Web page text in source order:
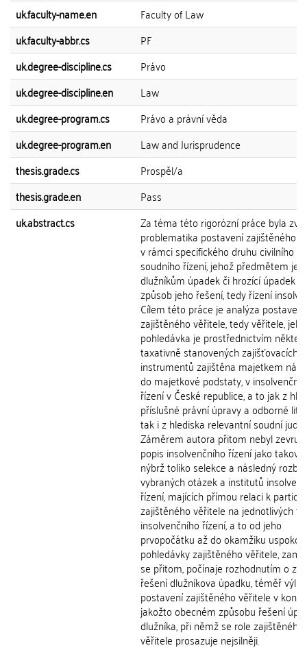
uk.faculty-name.en
Faculty of Law
uk.faculty-abbr.cs
PF
uk.degree-discipline.cs
Právo
uk.degree-discipline.en
Law
uk.degree-program.cs
Právo a právní věda
uk.degree-program.en
Law and Jurisprudence
thesis.grade.cs
Prospěl/a
thesis.grade.en
Pass
uk.abstract.cs
Za téma této rigorózní práce byla
problematika postavení zajištěného
v rámci specifického druhu civilního
soudního řízení, jehož předmětem je
dlužníkům úpadek či hrozící úpadek a
způsob jeho řešení, tedy řízení
Cílem této práce je analýza postavení
zajištěného věřitele, tedy věřitele,
pohledávka je prostřednictvím
taxativně stanovených zajišťovacích
instrumentů zajištěna majetkem
do majetkové podstaty, v
řízení v České republice, a to jak z
příslušné právní úpravy a odborné
tak i z hlediska relevantní soudní
Záměrem autora přitom nebyl
popis insolvenčního řízení jako
nýbrž toliko selekce a následný rozbor
vybraných otázek a institutů
řízení, majících přímou relaci k
zajištěného věřitele na jednotlivých
insolvenčního řízení, a to od jeho
prvopočátku až do okamžiku
pohledávky zajištěného věřitele,
se přitom, počínaje rozhodnutím o
řešení dlužníkova úpadku, téměř
postavení zajištěného věřitele v
jakožto obecném způsobu řešení
dlužníka, při němž se role zajištěného
věřitele prosazuje nejsilněji.